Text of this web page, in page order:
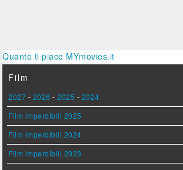
Quanto ti piace MYmovies.it
Film
2027 - 2026 -2025 - 2024
Film imperdibili 2025
Film imperdibili 2024
Film imperdibili 2023